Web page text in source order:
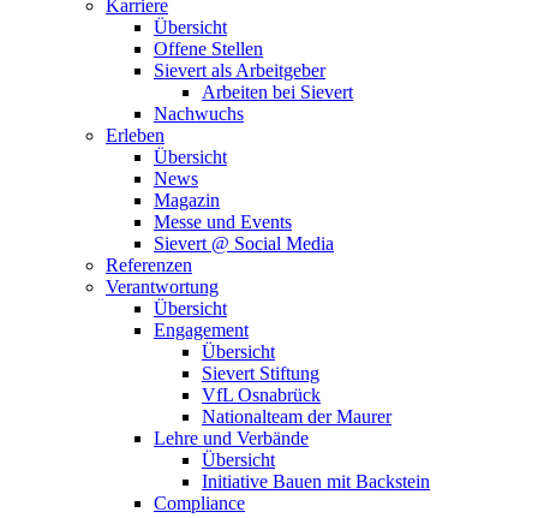
Karriere
Übersicht
Offene Stellen
Sievert als Arbeitgeber
Arbeiten bei Sievert
Nachwuchs
Erleben
Übersicht
News
Magazin
Messe und Events
Sievert @ Social Media
Referenzen
Verantwortung
Übersicht
Engagement
Übersicht
Sievert Stiftung
VfL Osnabrück
Nationalteam der Maurer
Lehre und Verbände
Übersicht
Initiative Bauen mit Backstein
Compliance